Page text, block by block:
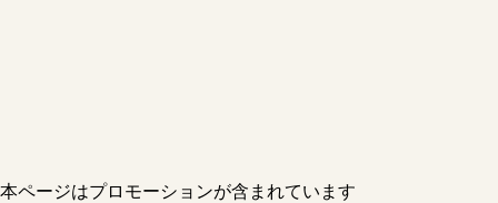
本ページはプロモーションが含まれています